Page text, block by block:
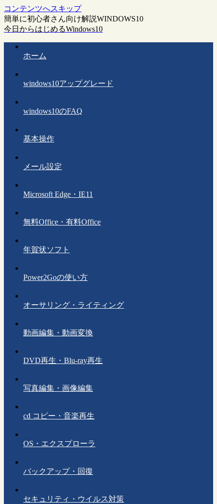
コンテンツへスキップ
簡単に初心者さん向け解説WINDOWS10
今日からはじめるWindows10
ホーム
windows10アップグレード
windows10のFAQ
基本操作
メール設定
Microsoft Edge・IE11
無料Office・有料Office
年賀状ソフト
Power2Goの使い方
オーサリング・ライティング
動画編集・動画変換
DVD再生・Blu-ray再生
写真編集・画像編集
cd コピー・音楽再生
OS・エクスプローラ
バックアップ・回復
セキュリティ・ウイルス対策